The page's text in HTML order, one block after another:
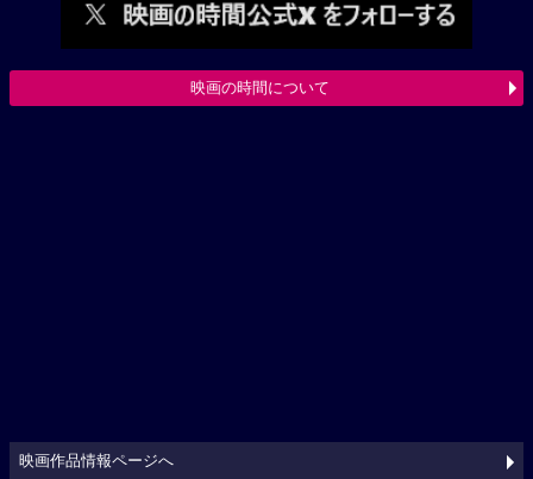
映画の時間について
映画作品情報ページへ